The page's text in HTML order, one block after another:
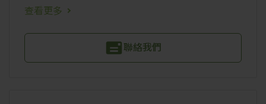
查看更多
聯絡我們